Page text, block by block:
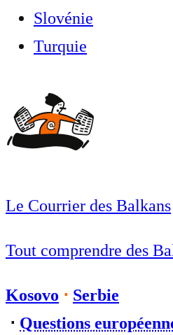
Slovénie
Turquie
Le Courrier des Balkans
Tout comprendre des
Kosovo ⋅ Serbie
⋅ Questions